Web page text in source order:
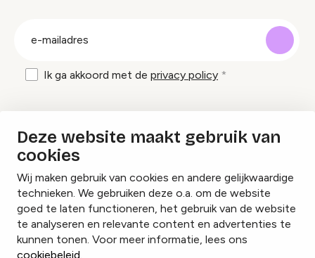
Deze website maakt gebruik van
cookies
Wij maken gebruik van cookies en andere gelijkwaardige
technieken. We gebruiken deze o.a. om de website
goed te laten functioneren, het gebruik van de website
te analyseren en relevante content en advertenties te
kunnen tonen. Voor meer informatie, lees ons
cookiebeleid
Ik ga akkoord met de privacy policy
Inspiratie en tips om evenementen te
organiseren?
Lees onze inspiratieblogs